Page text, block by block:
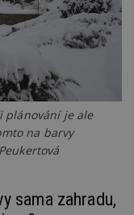
plánování je ale
na barvy
sama zahradu,